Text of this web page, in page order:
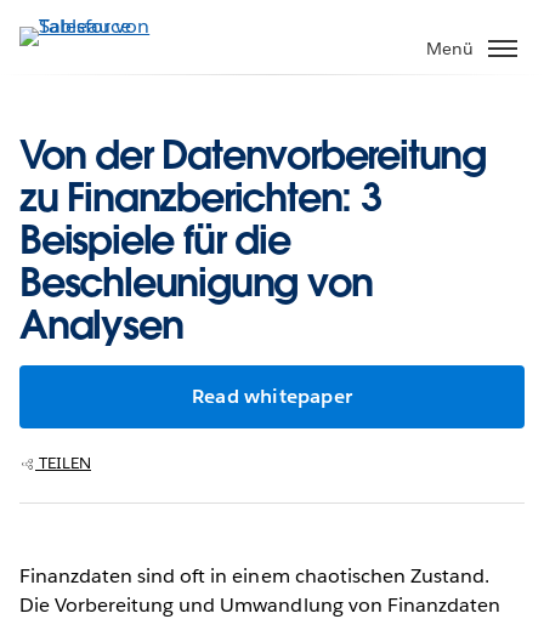
Direkt
zum
Menü
Von der Datenvorbereitung
zu Finanzberichten: 3
Beispiele für die
Beschleunigung von
Analysen
Read whitepaper
TEILEN
Finanzdaten sind oft in einem chaotischen Zustand.
Die Vorbereitung und Umwandlung von Finanzdaten